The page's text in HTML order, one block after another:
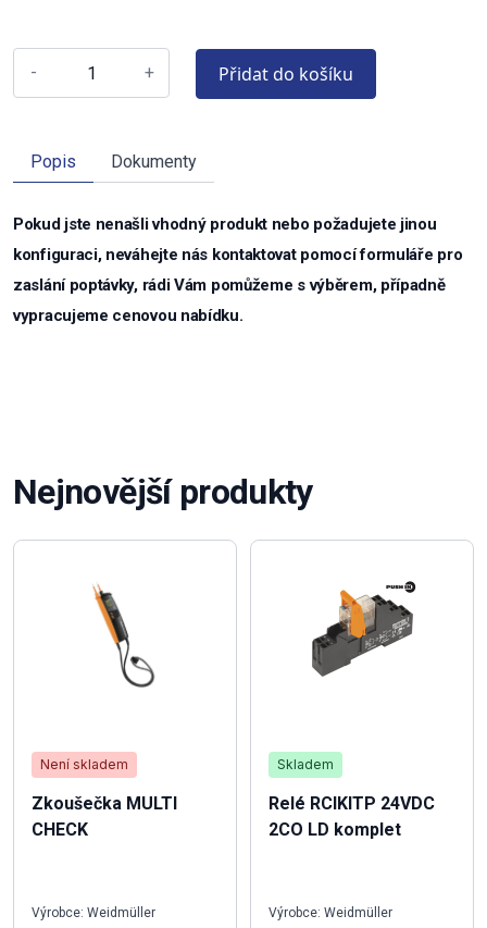
- + Přidat do košíku
Popis Dokumenty
Pokud jste nenašli vhodný produkt nebo požadujete jinou
konfiguraci, neváhejte nás kontaktovat pomocí formuláře pro
zaslání poptávky, rádi Vám pomůžeme s výběrem, případně
vypracujeme cenovou nabídku.
Nejnovější produkty
Není skladem
Zkoušečka MULTI
CHECK
Výrobce: Weidmüller
Skladem
Relé RCIKITP 24VDC
2CO LD komplet
Výrobce: Weidmüller